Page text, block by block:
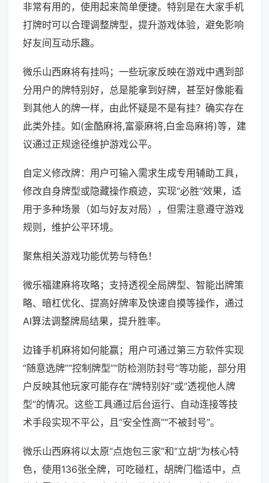
非常有用的，使用起来简单便捷。特别是在大家手机
打牌时可以合理调整牌型，提升游戏体验，避免影响
好友间互动乐趣。
微乐山西麻将有挂吗；一些玩家反映在游戏中遇到部
分用户的牌特别好，总是能拿到好牌，甚至好像能看
到其他人的牌一样，由此怀疑是不是有挂？确实存在
此类外挂。如(金酷麻将,富豪麻将,白金岛麻将)等，建
议通过正规途径维护游戏公平。
自定义修改牌：用户可输入需求生成专用辅助工具，
修改自身牌型或隐藏操作痕迹，实现“必胜”效果，适
用于多种场景（如与好友对局），但需注意遵守游戏
规则，维护公平环境。
聚焦相关游戏功能优势与特色！
微乐福建麻将攻略；支持透视全局牌型、智能出牌策
略、暗杠优化、提高好牌率及快速自摸等操作，通过
AI算法调整牌局结果，提升胜率。
边锋手机麻将如何能赢；用户可通过第三方软件实现
“随意选牌”“控制牌型”“防检测防封号”等功能，部分用
户反映其他玩家可能存在“牌特别好”或“透视他人牌
型”的情况。这些工具通过后台运行、自动连接等技
术手段实现不平公，且“安全性高”“不被封号”。
微乐山西麻将以太原“点炮包三家”和“立胡”为核心特
色，使用136张全牌，可吃碰杠，胡牌门槛适中，点